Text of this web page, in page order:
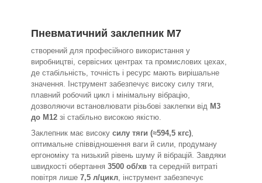
Пневматичний заклепник M7
створений для професійного використання у
виробництві, сервісних центрах та промислових цехах,
де стабільність, точність і ресурс мають вирішальне
значення. Інструмент забезпечує високу силу тяги,
плавний робочий цикл і мінімальну вібрацію,
дозволяючи встановлювати різьбові заклепки від М3
до М12 зі стабільно високою якістю.
Заклепник має високу силу тяги (≈594,5 кгс)
оптимальне співвідношення ваги й сили, продуману
ергономіку та низький рівень шуму й вібрацій. Завдяки
швидкості обертання 3500 об/хв та середній витраті
повітря лише 7,5 л/цикл , інструмент забезпечує